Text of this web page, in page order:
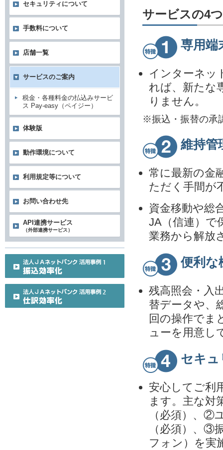
サービスの4
専用端
インターネッ
れば、新たな
りません。
※振込・振替の承
維持管
常に最新の金
ただく手間が
資金移動や総
JA（信連）で
業務から解放
便利な
残高照会・入
替データや、
回の操作でま
ューを用意し
セキュ
安心してご利
ます。主な対
（必須）、②
（必須）、③
フォン）を実
セキュリティについて
手数料について
店舗一覧
サービスのご案内
税金・各種料金の払込みサービ
ス Pay-easy（ペイジー）
体験版
動作環境について
利用規定等について
お問い合わせ先
API連携サービス
（外部連携サービス）